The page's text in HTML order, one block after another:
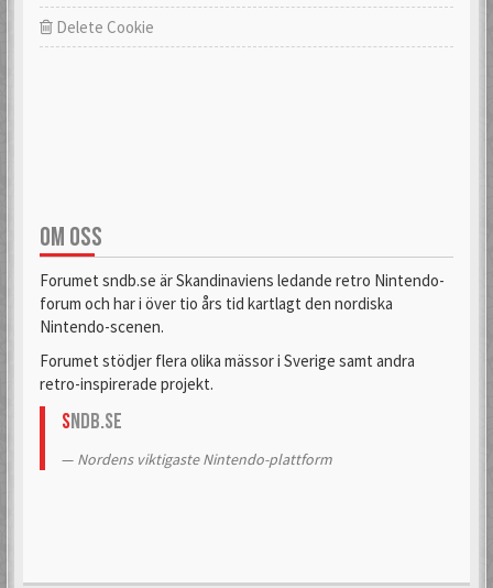
Delete Cookie
OM OSS
Forumet sndb.se är Skandinaviens ledande retro Nintendo-
forum och har i över tio års tid kartlagt den nordiska
Nintendo-scenen.
Forumet stödjer flera olika mässor i Sverige samt andra
retro-inspirerade projekt.
SNDB.se
Nordens viktigaste Nintendo-plattform